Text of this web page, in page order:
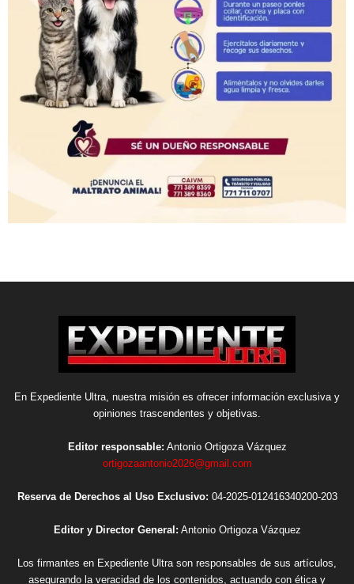
En Expediente Ultra, nuestra misión es ofrecer información exclusiva y
opiniones trascendentes y objetivas.
Editor responsable: Antonio Ortigoza Vázquez
ortigozaantonio2026@gmail.com
Reserva de Derechos al Uso Exclusivo: 04-2025-012416340200-203
Editor y Director General: Antonio Ortigoza Vázquez
Los firmantes en Expediente Ultra son responsables de sus artículos,
asegurando la veracidad de los contenidos, actuando con ética y